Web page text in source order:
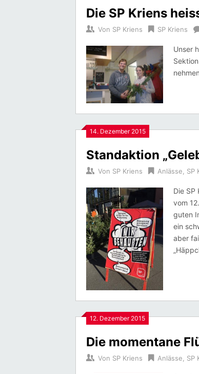
Die SP Kriens
Von SP Kriens SP Kriens
Unser
14. Dezember 2015
Standaktion
Von SP Kriens Anlässe SP
Die SP
vom
guten
ein
aber
12. Dezember 2015
Die momentane
Von SP Kriens Anlässe SP